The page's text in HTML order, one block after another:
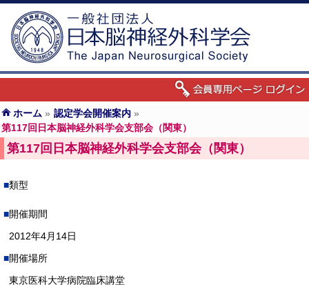
ホーム » 認定学会開催案内 »
第117回日本脳神経外科学会支部会（関東）
第117回日本脳神経外科学会支部会（関東）
類型
開催期間
2012年4月14日
開催場所
東京医科大学病院臨床講堂